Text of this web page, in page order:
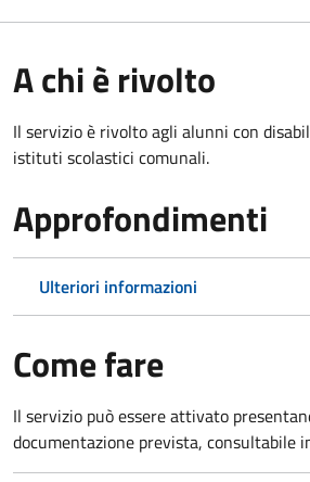
A chi è rivolto
Il servizio è rivolto agli alunni con
istituti scolastici comunali.
Approfondimenti
Ulteriori informazioni
Come fare
Il servizio può essere attivato
documentazione prevista, consultabile